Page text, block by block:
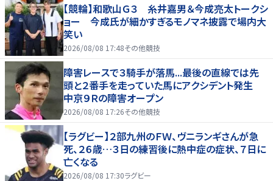
【競輪】和歌山Ｇ３ 糸井嘉男＆今成亮太トークシ
ョー 今成氏が細かすぎるモノマネ披露で場内大
笑い
2026/08/08 17:48その他競技
障害レースで３騎手が落馬...最後の直線では先
頭と２番手を走っていた馬にアクシデント発生
中京９Ｒの障害オープン
2026/08/08 17:26その他競技
【ラグビー】２部九州のＦＷ、ヴニランギさんが急
死、２６歳…３日の練習後に熱中症の症状、７日に
亡くなる
2026/08/08 17:30ラグビー